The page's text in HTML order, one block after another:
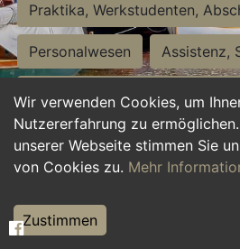
Wir verwenden Cookies, um
Nutzererfahrung zu
unserer Webseite stimmen Sie
von Cookies zu. Mehr
Zustimmen
Praktika, Werkstudenten,
Personalwesen Assistenz,
Hilfskräfte, Aushilfs- und
Einkauf, Logistik,
Weiterbildung, Studium, duale
Tourismus